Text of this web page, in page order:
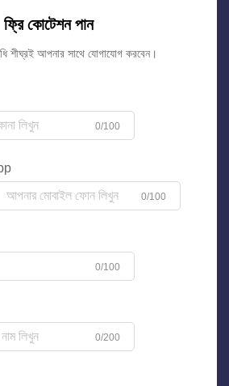
ফ্রি কোটেশন পান
শীঘ্রই আপনার সাথে যোগাযোগ করবেন।
0/100
0/100
0/100
0/200